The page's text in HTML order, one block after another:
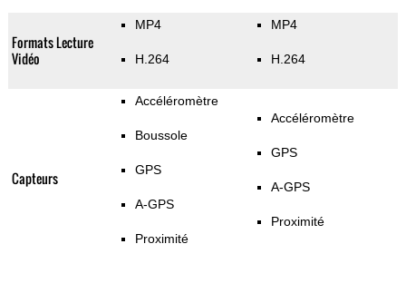
Formats Lecture
Vidéo
MP4
H.264
MP4
H.264
Capteurs
Accéléromètre
Boussole
GPS
A-GPS
Proximité
Accéléromètre
GPS
A-GPS
Proximité